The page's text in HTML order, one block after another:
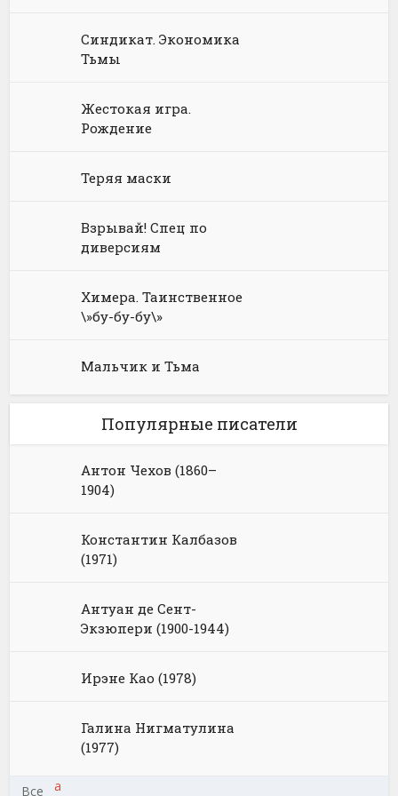
Языкознание
Социальная фантастика
Ужасы и Мистика
Юмористическое фэнтези
Синдикат. Экономика
Тьмы
Жестокая игра.
Рождение
Теряя маски
Взрывай! Спец по
диверсиям
Химера. Таинственное
\»бу-бу-бу\»
Мальчик и Тьма
Популярные писатели
Антон Чехов (1860–
1904)
Константин Калбазов
(1971)
Антуан де Сент-
Экзюпери (1900-1944)
Ирэне Као (1978)
Галина Нигматулина
(1977)
Все
а